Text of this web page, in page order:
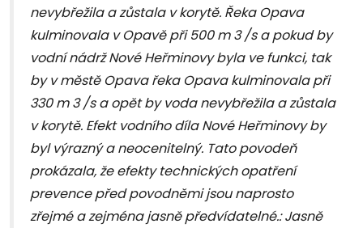
nevybřežila a zůstala v korytě. Řeka Opava
kulminovala v Opavě při 500 m 3 /s a pokud by
vodní nádrž Nové Heřminovy byla ve funkci, tak
by v městě Opava řeka Opava kulminovala při
330 m 3 /s a opět by voda nevybřežila a zůstala
v korytě. Efekt vodního díla Nové Heřminovy by
byl výrazný a neocenitelný. Tato povodeň
prokázala, že efekty technických opatření
prevence před povodněmi jsou naprosto
zřejmé a zejména jasně předvídatelné.: Jasně